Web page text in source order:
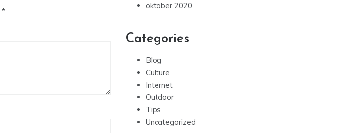
*
oktober 2020
Categories
Blog
Culture
Internet
Outdoor
Tips
Uncategorized